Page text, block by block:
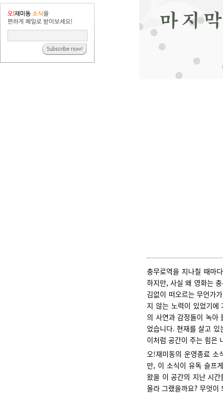
충무로역을 지나칠 때마
하지만, 사실 왜 영화는
김없이 떠오르는 무언가
지 않는 노력이 있었기에
의 사연과 감정들이 녹아
었습니다. 현재를 살고
이처럼 공간이 주는 힘은
오!재미동의 운영종료 소
만, 이 소식이 유독 슬프
왔을 이 공간의 지난 시
올라 그랬을까요? 무엇이